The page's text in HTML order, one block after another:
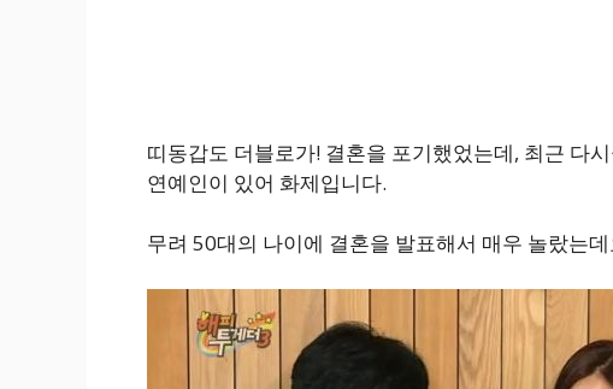
띠동갑도 더블로가! 결혼을 포기했었는데, 최근 다
연예인이 있어 화제입니다.
무려 50대의 나이에 결혼을 발표해서 매우 놀랐는